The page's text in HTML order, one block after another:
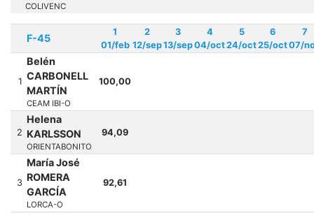
COLIVENC
F-45
1
01/feb
2
12/sep
3
13/sep
4
04/oct
5
24/oct
6
25/oct
7
07/
1
Belén
CARBONELL
MARTÍN
CEAM IBI-O
100,00
2
Helena
KARLSSON
ORIENTABONITO
94,09
3
María José
ROMERA
GARCÍA
LORCA-O
92,61